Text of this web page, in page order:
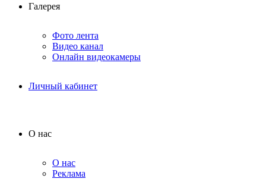
Галерея
Фото лента
Видео канал
Онлайн видеокамеры
Личный кабинет
О нас
О нас
Реклама